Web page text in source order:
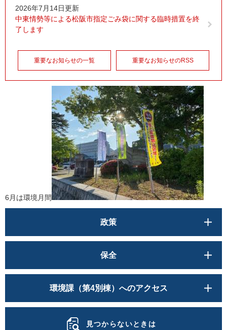
2026年7月14日更新
中東情勢等による松阪市指定ごみ袋に関する臨時措置を終
了します
重要なお知らせの一覧 重要なお知らせのRSS
6月は環境月間
政策
保全
環境課（第4別棟）へのアクセス
見つからないときは